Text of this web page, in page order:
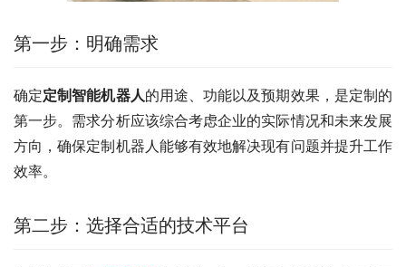
第一步：明确需求
确定定制智能机器人的用途、功能以及预期效果，是定制的
第一步。需求分析应该综合考虑企业的实际情况和未来发展
方向，确保定制机器人能够有效地解决现有问题并提升工作
效率。
第二步：选择合适的技术平台